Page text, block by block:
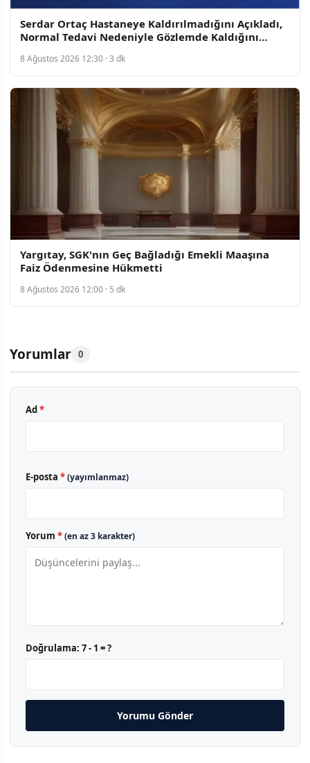
Serdar Ortaç Hastaneye Kaldırılmadığını Açıkladı,
Normal Tedavi Nedeniyle Gözlemde Kaldığını
8 Ağustos 2026 12:30 · 3 dk
Yargıtay, SGK'nın Geç Bağladığı Emekli Maaşına
Faiz Ödenmesine Hükmetti
8 Ağustos 2026 12:00 · 5 dk
Yorumlar 0
Ad*
E-posta *(yayımlanmaz)
Yorum *(en az 3 karakter)
Doğrulama: 7 - 1 = ?
Yorumu Gönder